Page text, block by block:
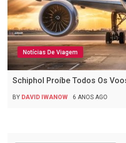
Notícias De Viagem
Schiphol Proíbe Todos Os
BY DAVID IWANOW 6 ANOS AGO